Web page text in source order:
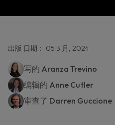
出版 日期： 05 3 月, 2024
写的 Aranza Trevino
编辑的 Anne Cutler
审查了 Darren Guccione